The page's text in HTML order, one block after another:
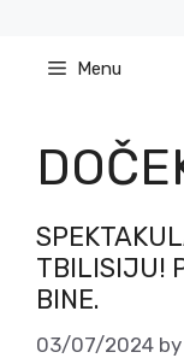
content Menu
TBILISIJU!
BINE.
03/07/2024 by